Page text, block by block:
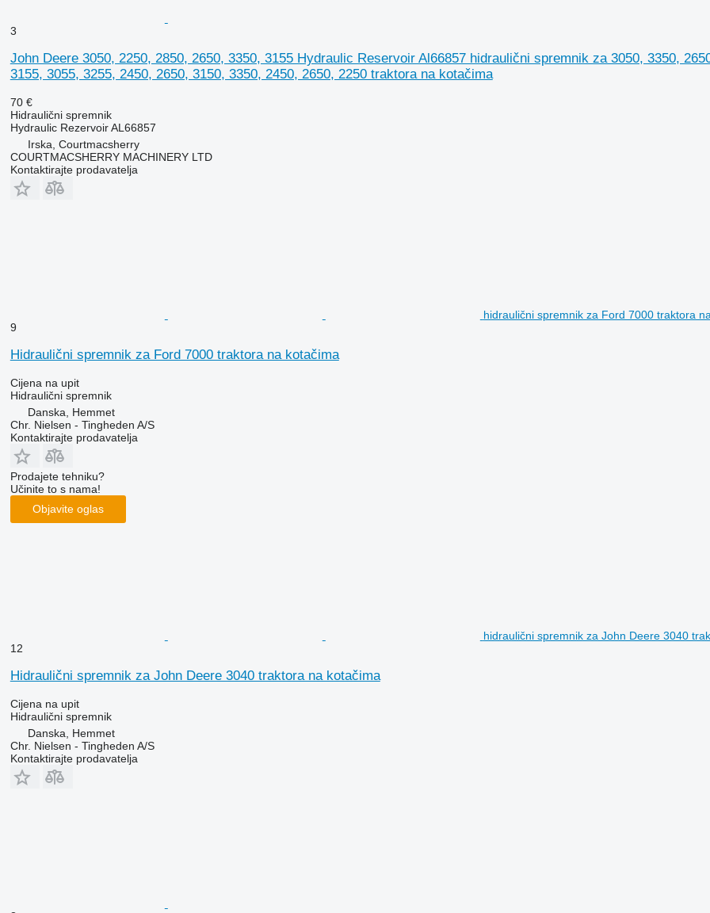
3
John Deere 3050, 2250, 2850, 2650, 3350, 3155 Hydraulic Reservoir Al66857 hidraulični spremnik za 3050, 3350,
3155, 3055, 3255, 2450, 2650, 3150, 3350, 2450, 2650, 2250 traktora na kotačima
70 €
Hidraulični spremnik
Hydraulic Rezervoir AL66857
Irska, Courtmacsherry
COURTMACSHERRY MACHINERY LTD
Kontaktirajte prodavatelja
hidraulični spremnik za Ford 7000 traktora
9
Hidraulični spremnik za Ford 7000 traktora na kotačima
Cijena na upit
Hidraulični spremnik
Danska, Hemmet
Chr. Nielsen - Tingheden A/S
Kontaktirajte prodavatelja
Prodajete tehniku?
Učinite to s nama!
Objavite oglas
hidraulični spremnik za John Deere 3040
12
Hidraulični spremnik za John Deere 3040 traktora na kotačima
Cijena na upit
Hidraulični spremnik
Danska, Hemmet
Chr. Nielsen - Tingheden A/S
Kontaktirajte prodavatelja